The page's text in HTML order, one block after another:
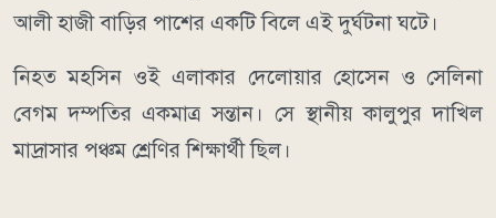
আলী হাজী বাড়ির পাশের একটি বিলে এই দুর্ঘটনা ঘটে।
নিহত মহসিন ওই এলাকার দেলোয়ার হোসেন ও সেলিনা
বেগম দম্পতির একমাত্র সন্তান। সে স্থানীয় কালুপুর দাখিল
মাদ্রাসার পঞ্চম শ্রেণির শিক্ষার্থী ছিল।